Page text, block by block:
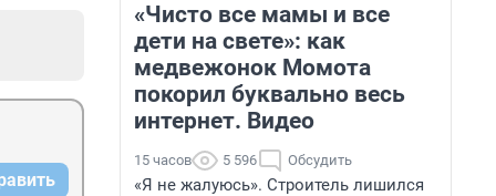
«Чисто все мамы и все
дети на свете»: как
медвежонок Момота
покорил буквально весь
интернет. Видео
15 часов 5 596 Обсудить
«Я не жалуюсь». Строитель лишился